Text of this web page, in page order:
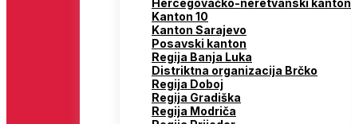
Hercegovačko-neretvanski kanton
Kanton 10
Kanton Sarajevo
Posavski kanton
Regija Banja Luka
Distriktna organizacija Brčko
Regija Doboj
Regija Gradiška
Regija Modriča